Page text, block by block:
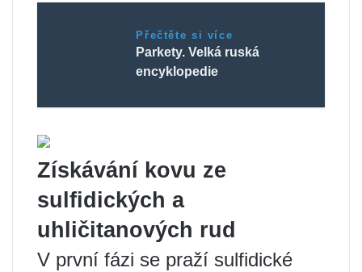
Přečtěte si více
Parkety. Velká ruská
encyklopedie
Získávání kovu ze
sulfidických a
uhličitanových rud
V první fázi se praží sulfidické